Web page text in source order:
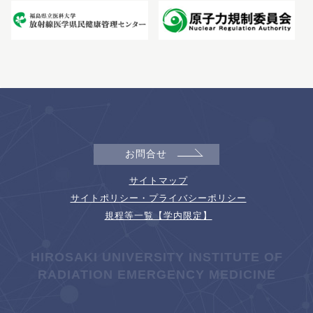
お問合せ
サイトマップ
サイトポリシー・プライバシーポリシー
規程等一覧【学内限定】
HIROSAKI UNIVERSITY INSTITUTE OF
RADIATION EMERGENCY MEDICINE